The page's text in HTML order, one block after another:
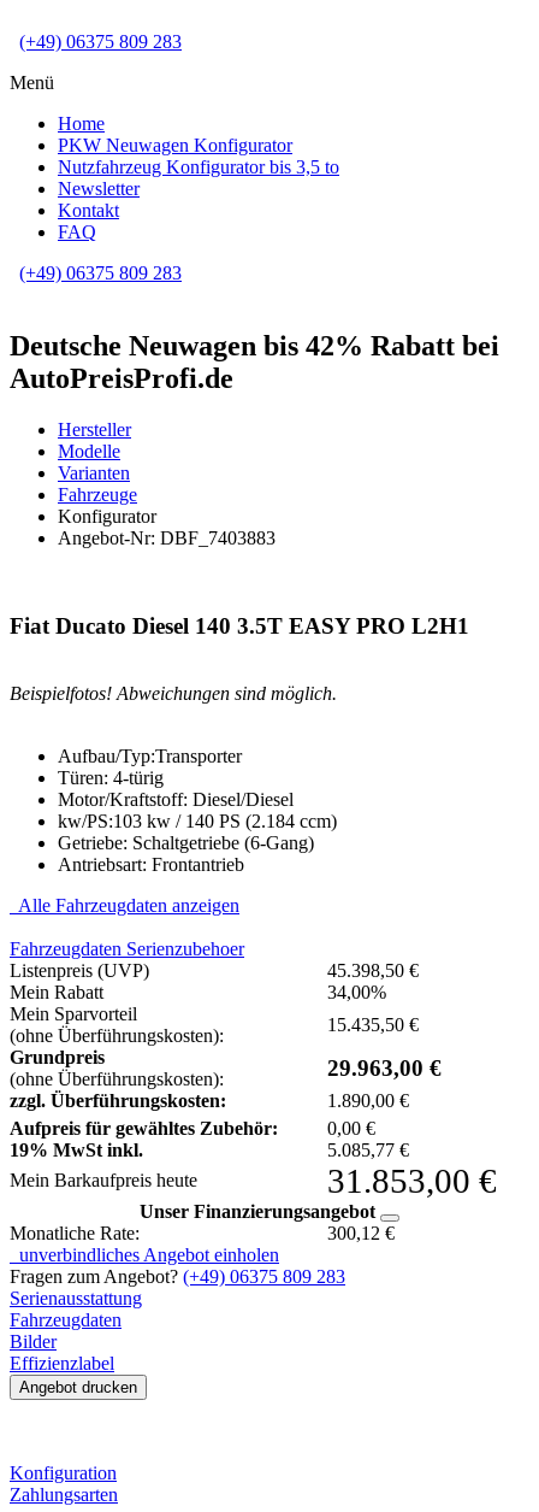
(+49) 06375 809 283
Menü
Home
PKW Neuwagen Konfigurator
Nutzfahrzeug Konfigurator bis 3,5 to
Newsletter
Kontakt
FAQ
(+49) 06375 809 283
Deutsche Neuwagen bis 42% Rabatt bei
AutoPreisProfi.de
Hersteller
Modelle
Varianten
Fahrzeuge
Konfigurator
Angebot-Nr: DBF_7403883
Fiat Ducato Diesel 140 3.5T EASY PRO L2H1
Beispielfotos! Abweichungen sind möglich.
Aufbau/Typ:Transporter
Türen: 4-türig
Motor/Kraftstoff: Diesel/Diesel
kw/PS:103 kw / 140 PS (2.184 ccm)
Getriebe: Schaltgetriebe (6-Gang)
Antriebsart: Frontantrieb
Alle Fahrzeugdaten anzeigen
Fahrzeugdaten Serienzubehoer
Listenpreis (UVP)
45.398,50 €
Mein Rabatt
34,00%
Mein Sparvorteil
(ohne Überführungskosten):
15.435,50 €
Grundpreis
(ohne Überführungskosten):
29.963,00 €
zzgl. Überführungskosten:
1.890,00 €
Aufpreis für gewähltes Zubehör:
0,00 €
19% MwSt inkl.
5.085,77 €
Mein Barkaufpreis heute
31.853,00 €
Unser Finanzierungsangebot
Monatliche Rate:
300,12 €
unverbindliches Angebot einholen
Fragen zum Angebot? (+49) 06375 809 283
Serienausstattung
Fahrzeugdaten
Bilder
Effizienzlabel
Angebot drucken
Konfiguration
Zahlungsarten